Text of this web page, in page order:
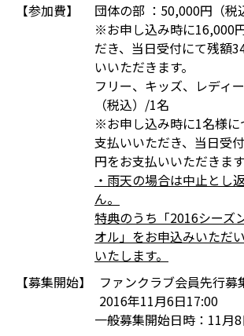
【参加費】
団体の部 ：50,000円（税
※お申し込み時に16,000
だき、当日受付にて残額
いいただきます。
フリー、キッズ、レディ
（税込）/1名
※お申し込み時に1名様
支払いいただき、当日受
円をお支払いいただきます
・雨天の場合は中止とし
ん。
特典のうち「2016シーズ
オル」をお申込みいただ
いたします。
【募集開始】
ファンクラブ会員先行募
2016年11月6日17:00
一般募集開始日時：11月